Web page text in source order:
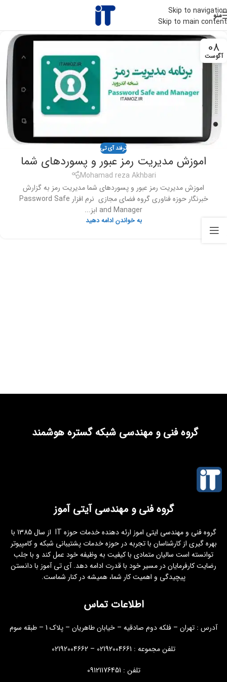
Skip to navigation
Skip to main content
منو
08
آگوست
ترفند آی تی
اموزش مدیریت رمز عبور و پسوردهای شما
Mohamad reza Akhbari
اموزش مدیریت رمز عبور و پسوردهای شما مدیریت رمز به گزارش
خبرنگار حوزه فناوری گروه فضای مجازی نرم افزار Password Safe
and Manager ابز...
به خواندن ادامه دهید
گروه فنی و مهندسی شبکه گستره هوشمند
گروه فنی و مهندسی آیتی آموز
گروه فنی و مهندسی ایتی اموز ارئه دهنده خدمات حوزه IT از سال 1385 با
بهره گیری از کارشناسان با تجربه در حوزه خدمات پشتیبانی شبکه و کامپیوتر
توانسته است سالیان متمادی با کیفیت به وظیفه خود عمل کند و با جلب
رضایت کارفرمایان در مسیر خود با قدرت ادامه دهد. آی تی آموز با دانستن
پیچیدگی و اهمیت کار شما، همیشه در کنار شماست.
اطلاعات تماس
آدرس : تهران – فلکه دوم صادقیه – خیابان طاهریان – پلاک 1 – طبقه سوم
تلفن مجموعه : 02192004661 – 02192004662
تلفن : 09121176451